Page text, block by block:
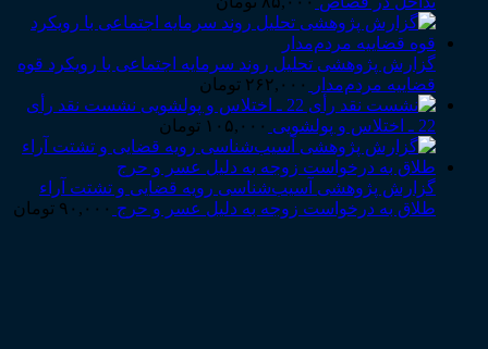
گزارش پژوهشی تحلیل روند سرمایه اجتماعی با رویکرد قوه
قضاییه مردم‌مدار
۲۶۲,۰۰۰ تومان
نشست نقد رأی
22 ـ اختلاس و پولشویی
۱۰۵,۰۰۰ تومان
گزارش پژوهشی آسیب‌شناسی رویه قضایی و تشتت آراء
طلاق به درخواست زوجه به دلیل عسر و حرج ۹۰,۰۰۰ تومان